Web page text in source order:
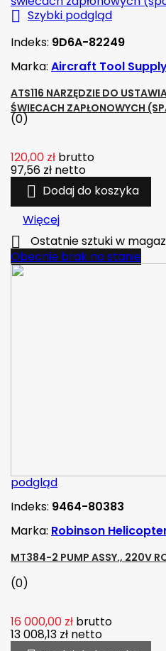
 Szybki podgląd
Indeks: 9D6A-82249
Marka: Aircraft Tool
ATS116 NARZĘDZIE DO
ŚWIECACH ZAPŁONOWYCH
(0)
120,00 zł brutto
97,56 zł netto
 Dodaj do koszyka
Więcej

Ostatnie sztuki w
Obecnie brak na stanie
podgląd
Indeks: 9464-80383
Marka: Robinson
MT384-2 PUMP ASSY., 220V
(0)
16 000,00 zł brutto
13 008,13 zł netto